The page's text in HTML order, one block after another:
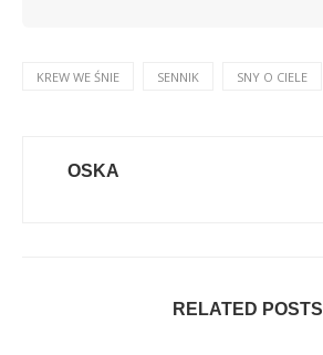
KREW WE ŚNIE SENNIK SNY O CIELE
OSKA
RELATED POSTS